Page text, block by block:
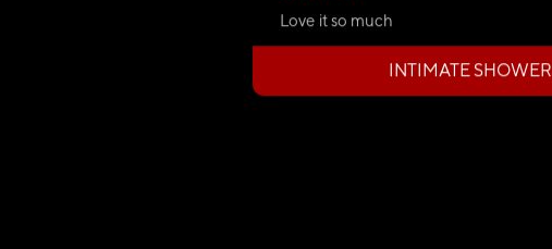
Love it so much
INTIMATE SHOWER